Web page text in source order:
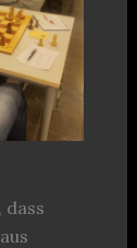
dass